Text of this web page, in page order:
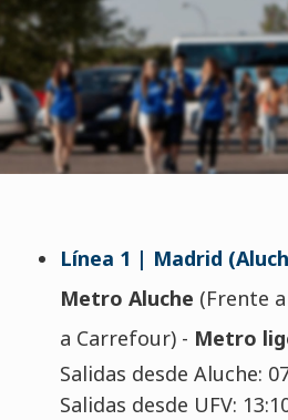
Línea 1 | Madrid
Metro Aluche (Frente
a Carrefour) - Metro
Salidas desde Aluche:
Salidas desde UFV: